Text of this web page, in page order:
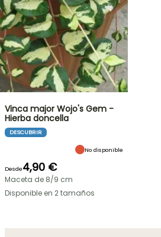
Vinca major Wojo's Gem -
Hierba doncella
DESCUBRIR
No disponible
Desde4,90 €
Maceta de 8/9 cm
Disponible en 2 tamaños